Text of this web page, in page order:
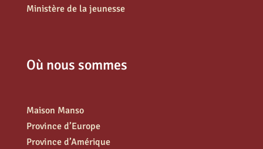
Ministère de la jeunesse
Où nous sommes
Maison Manso
Province d’Europe
Province d’Amérique